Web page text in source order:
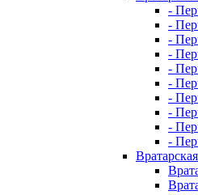
-
-
-
-
-
-
-
-
-
-